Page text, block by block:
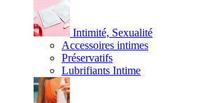
Intimité, Sexualité
Accessoires intimes
Préservatifs
Lubrifiants Intime